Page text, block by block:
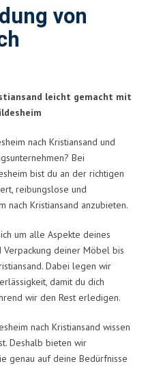
von
leicht gemacht mit
nach Kristiansand und
Bei
bist du an der richtigen
reibungslose und
nach Kristiansand anzubieten.
um alle Aspekte deines
Verpackung deiner Möbel bis
Dabei legen wir
damit du dich
wir den Rest erledigen.
nach Kristiansand wissen
Deshalb bieten wir
genau auf deine Bedürfnisse